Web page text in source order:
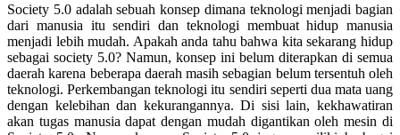
Society 5.0 adalah sebuah konsep dimana teknologi menjadi bagian
dari manusia itu sendiri dan teknologi membuat hidup manusia
menjadi lebih mudah. Apakah anda tahu bahwa kita sekarang hidup
sebagai society 5.0? Namun, konsep ini belum diterapkan di semua
daerah karena beberapa daerah masih sebagian belum tersentuh oleh
teknologi. Perkembangan teknologi itu sendiri seperti dua mata uang
dengan kelebihan dan kekurangannya. Di sisi lain, kekhawatiran
akan tugas manusia dapat dengan mudah digantikan oleh mesin di